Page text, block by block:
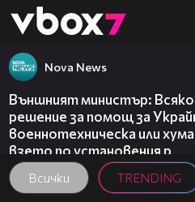
👾
Всички TRENDING
Nova News
Външният министър:
решение за помощ за
военнотехническа или
взето по установения р